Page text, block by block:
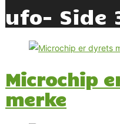
ufo- Side
Microchip
merke